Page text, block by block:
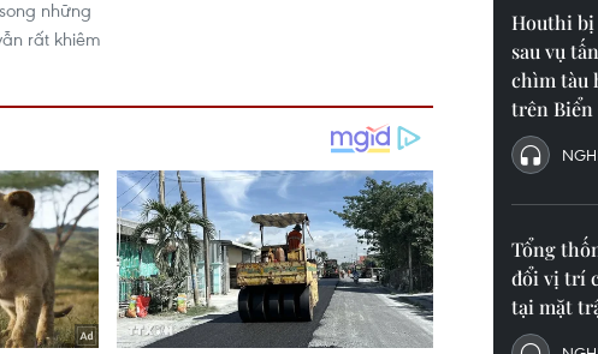
những
rất khiêm
Houthi
sau vụ
chìm tàu
trên
Tổng
đổi vị trí
tại mặt